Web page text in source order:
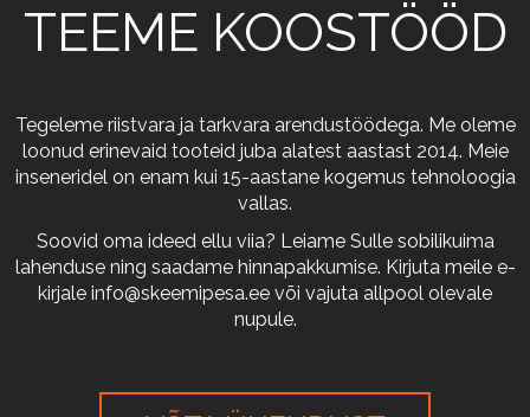
TEEME KOOSTÖÖD
Tegeleme riistvara ja tarkvara arendustöödega. Me oleme
loonud erinevaid tooteid juba alatest aastast 2014. Meie
inseneridel on enam kui 15-aastane kogemus tehnoloogia
vallas.
Soovid oma ideed ellu viia? Leiame Sulle sobilikuima
lahenduse ning saadame hinnapakkumise. Kirjuta meile e-
kirjale info@skeemipesa.ee või vajuta allpool olevale
nupule.